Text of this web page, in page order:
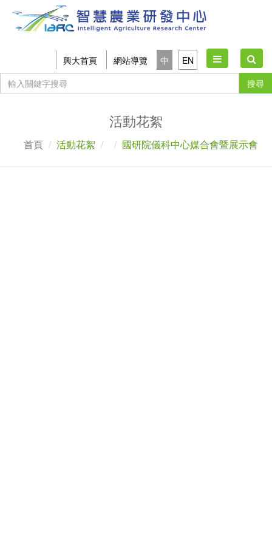
興大首頁 網站導覽 中 EN
Toggle
navigation
搜尋
活動花絮
首頁 活動花絮 國研院儀科中心媒合會暨展示會